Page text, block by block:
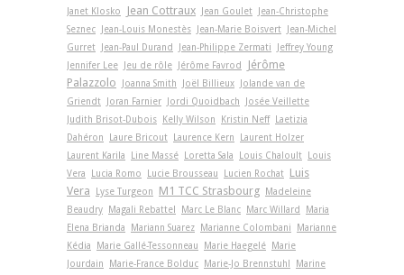
Janet Klosko
Jean Cottraux Jean Goulet
Jean-Christophe
Seznec
Jean-Louis Monestès Jean-Marie Boisvert
Jean-Michel
Gurret
Jean-Paul Durand Jean-Philippe Zermati
Jeffrey Young
Jennifer Lee
Jeu de rôle Jérôme Favrod
Jérôme
Palazzolo
Joanna Smith Joël Billieux
Jolande van de
Griendt
Joran Farnier Jordi Quoidbach
Josée Veillette
Judith Brisot-Dubois
Kelly Wilson Kristin Neff
Laetizia
Dahéron
Laure Bricout Laurence Kern
Laurent Holzer
Laurent Karila
Line Massé Loretta Sala Louis Chaloult
Louis
Vera
Lucia Romo Lucie Brousseau Lucien Rochat Luis
Vera
Lyse Turgeon M1 TCC Strasbourg
Madeleine
Beaudry
Magali Rebattel Marc Le Blanc Marc Willard
Maria
Elena Brianda
Mariann Suarez Marianne Colombani
Marianne
Kédia
Marie Gallé-Tessonneau Marie Haegelé
Marie
Jourdain
Marie-France Bolduc Marie-Jo Brennstuhl
Marine